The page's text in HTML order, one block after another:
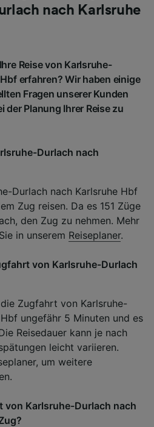
nach Karlsruhe
Reise von Karlsruhe-
erfahren? Wir haben einige
Fragen unserer Kunden
der Planung Ihrer Reise zu
Durlach nach
Durlach nach Karlsruhe Hbf
Zug reisen. Da es 151 Züge
den Zug zu nehmen. Mehr
in unserem Reiseplaner.
von Karlsruhe-Durlach
Zugfahrt von Karlsruhe-
ungefähr 5 Minuten und es
Reisedauer kann je nach
leicht variieren.
um weitere
von Karlsruhe-Durlach nach